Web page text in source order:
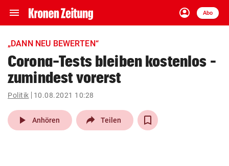
menu Navigation
ein-/ausklappen
account_circle
Anmelden
Abo
close Schließen
account_circle Anmelden
pin_drop
Wien arrow_right
„DANN NEU BEWERTEN“
Corona-Tests bleiben kostenlos –
zumindest vorerst
Politik 10.08.2021 10:28
play_arrow Anhören Teilen